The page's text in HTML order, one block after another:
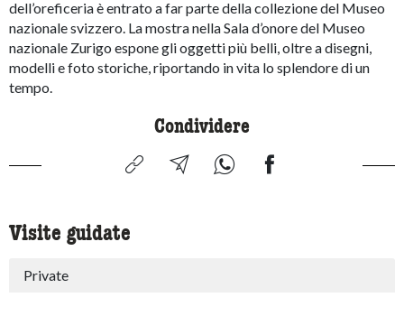
dell’oreficeria è entrato a far parte della collezione del Museo
nazionale svizzero. La mostra nella Sala d’onore del Museo
nazionale Zurigo espone gli oggetti più belli, oltre a disegni,
modelli e foto storiche, riportando in vita lo splendore di un
tempo.
Condividere
Visite guidate
Private